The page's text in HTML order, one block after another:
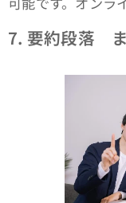
7. 要約段落